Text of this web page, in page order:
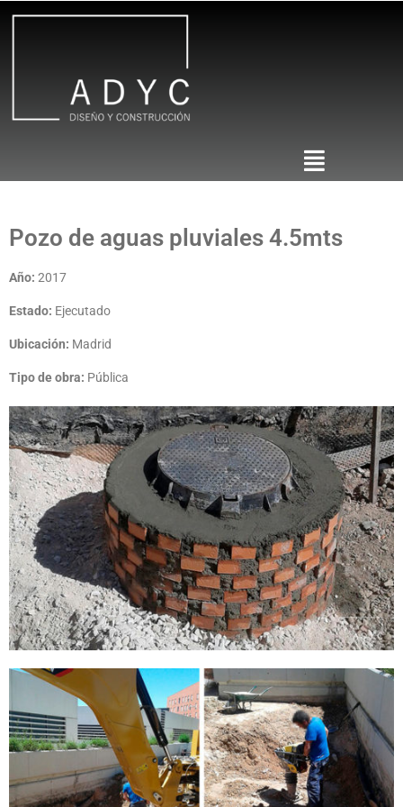
Pozo de aguas pluviales 4.5mts
Año: 2017
Estado: Ejecutado
Ubicación: Madrid
Tipo de obra: Pública